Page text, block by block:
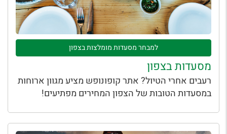
למבחר מסעדות מומלצות בצפון
מסעדות בצפון
רעבים אחרי הטיול? אתר קופונופש מציע מגוון ארוחות
במסעדות הטובות של הצפון המחירים מפתיעים!